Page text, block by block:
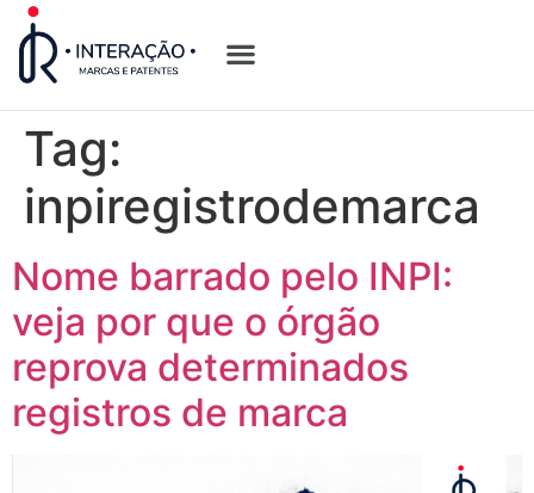
Tag:
inpiregistrodemarca
Nome barrado pelo INPI:
veja por que o órgão
reprova determinados
registros de marca